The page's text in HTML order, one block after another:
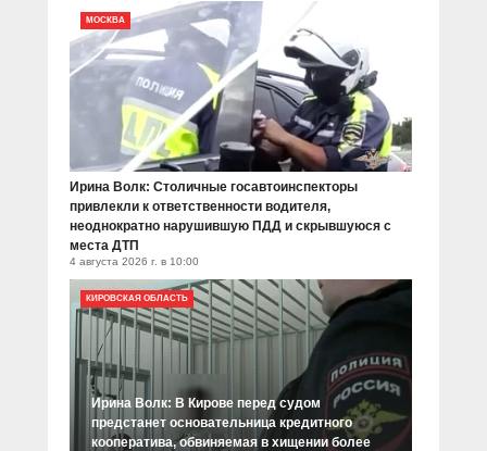
МОСКВА
Ирина Волк: Столичные госавтоинспекторы
привлекли к ответственности водителя,
неоднократно нарушившую ПДД и скрывшуюся с
места ДТП
4 августа 2026 г. в 10:00
КИРОВСКАЯ ОБЛАСТЬ
Ирина Волк: В Кирове перед судом
предстанет основательница кредитного
кооператива, обвиняемая в хищении более